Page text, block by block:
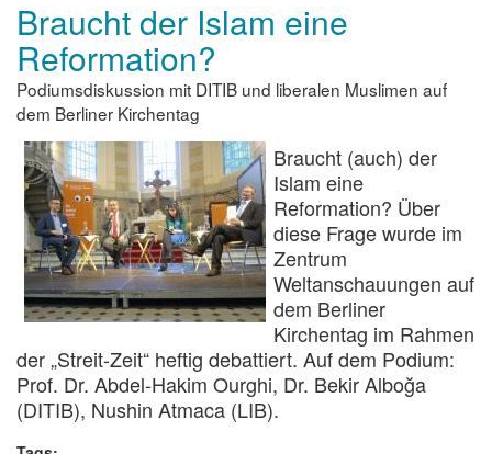
Braucht der Islam eine
Reformation?
Podiumsdiskussion mit DITIB und liberalen Muslimen auf
dem Berliner Kirchentag
Braucht (auch) der
Islam eine
Reformation? Über
diese Frage wurde im
Zentrum
Weltanschauungen auf
dem Berliner
Kirchentag im Rahmen
der „Streit-Zeit“ heftig debattiert. Auf dem Podium:
Prof. Dr. Abdel-Hakim Ourghi, Dr. Bekir Alboğa
(DITIB), Nushin Atmaca (LIB).